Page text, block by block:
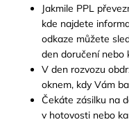
Jakmile PPL
kde najdete
odkaze můžete
den doručení nebo
V den rozvozu
oknem, kdy Vám
Čekáte zásilku na
v hotovosti nebo